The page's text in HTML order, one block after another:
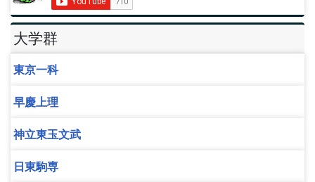
大学群
東京一科
早慶上理
神立東玉文武
日東駒専